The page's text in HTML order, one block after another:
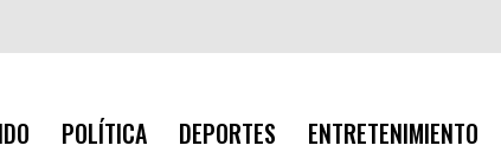
POLÍTICA DEPORTES ENTRETENIMIENTO